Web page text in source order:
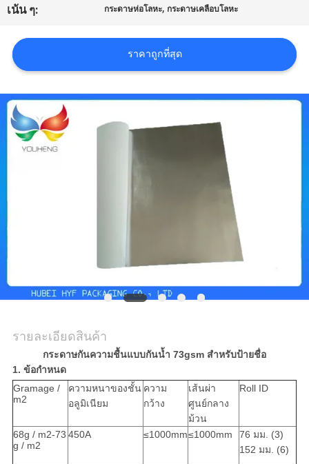
เรา
ข่าว
ขอ
ใบ
แผนผัง
เว็บไซต์
นโยบาย
ความ
ส่วน
เน้น ๆ: กระดาษห่อโลหะ, กระดาษเคลือบโลหะ
ราคาถูกที่สุด
รายละเอียดสินค้า
กระดาษกันความชื้นแบบกันน้ำ 73gsm สำหรับป้ายชื่อ
1. ข้อกำหนด
Gramage /
m2
ความหนาของชั้น
อลูมิเนียม
ความ
กว้าง
เส้นผ่า
ศูนย์กลาง
ม้วน
Roll ID
68g / m2-73
g / m2
450A ≤1000mm≤1000mm
76 มม. (3)
152 มม. (6)